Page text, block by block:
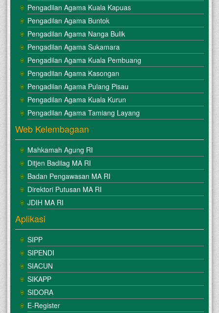
Pengadilan Agama Kuala Kapuas
Pengadilan Agama Buntok
Pengadilan Agama Nanga Bulik
Pengadilan Agama Sukamara
Pengadilan Agama Kuala Pembuang
Pengadilan Agama Kasongan
Pengadilan Agama Pulang Pisau
Pengadilan Agama Kuala Kurun
Pengadilan Agama Tamiang Layang
Web Kelembagaan
Mahkamah Agung RI
Ditjen Badilag MA RI
Badan Pengawasan MA RI
Direktori Putusan MA RI
JDIH MA RI
Aplikasi
SIPP
SIPENDI
SIACUN
SIKAPP
SIDORA
E-Register